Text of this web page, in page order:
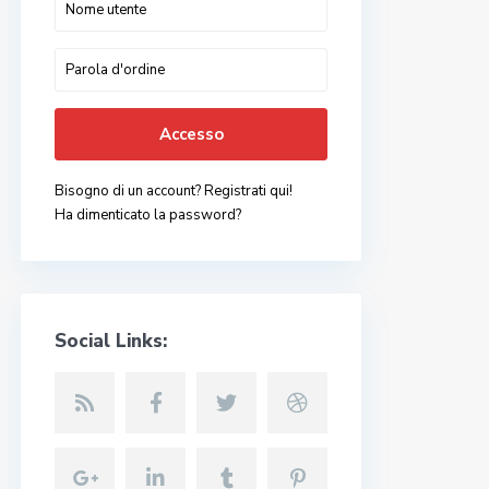
Accesso
Bisogno di un account? Registrati qui!
Ha dimenticato la password?
Social Links: